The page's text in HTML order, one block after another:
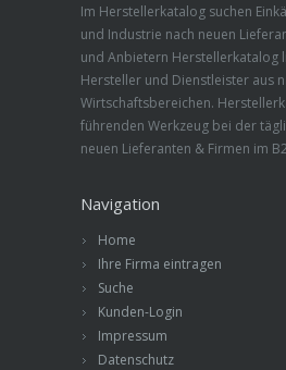
Im Herstellerkatalog suchen
und Industrie nach neuen
und Anbietern Herstellerkatalog
Hersteller und Dienstleister aus
Wirtschaftsbereichen.
führenden Werkzeug bei der
neuen Lieferanten & Firmen im
Navigation
Home
Ihre Firma eintragen
Suche
Kunden-Login
Impressum
Datenschutz